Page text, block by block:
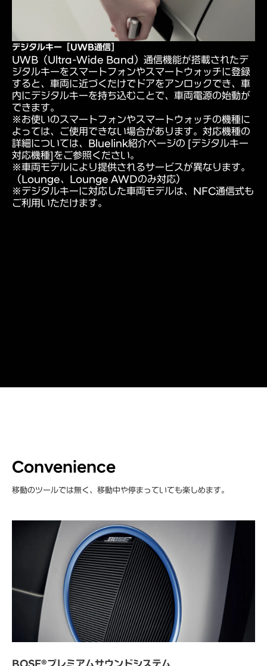
デジタルキー［UWB通信］
UWB（Ultra-Wide Band）通信機能が搭載されたデ
ジタルキーをスマートフォンやスマートウォッチに登録
すると、車両に近づくだけでドアをアンロックでき、車
内にデジタルキーを持ち込むことで、車両電源の始動が
できます。
※お使いのスマートフォンやスマートウォッチの機種に
よっては、ご使用できない場合があります。対応機種の
詳細については、Bluelink紹介ページの [デジタルキー
対応機種]をご参照ください。
※車両モデルにより提供されるサービスが異なります。
（Lounge、Lounge AWDのみ対応）
※デジタルキーに対応した車両モデルは、NFC通信式も
ご利用いただけます。
Convenience
移動のツールでは無く、移動中や停まっていても楽しめます。